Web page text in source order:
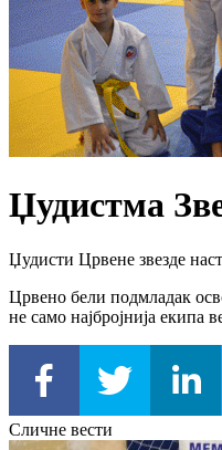
Џудистма
Џудисти Црвене звезде
Црвено бели подмладак
не само најбројнија екипа
Сличне вести